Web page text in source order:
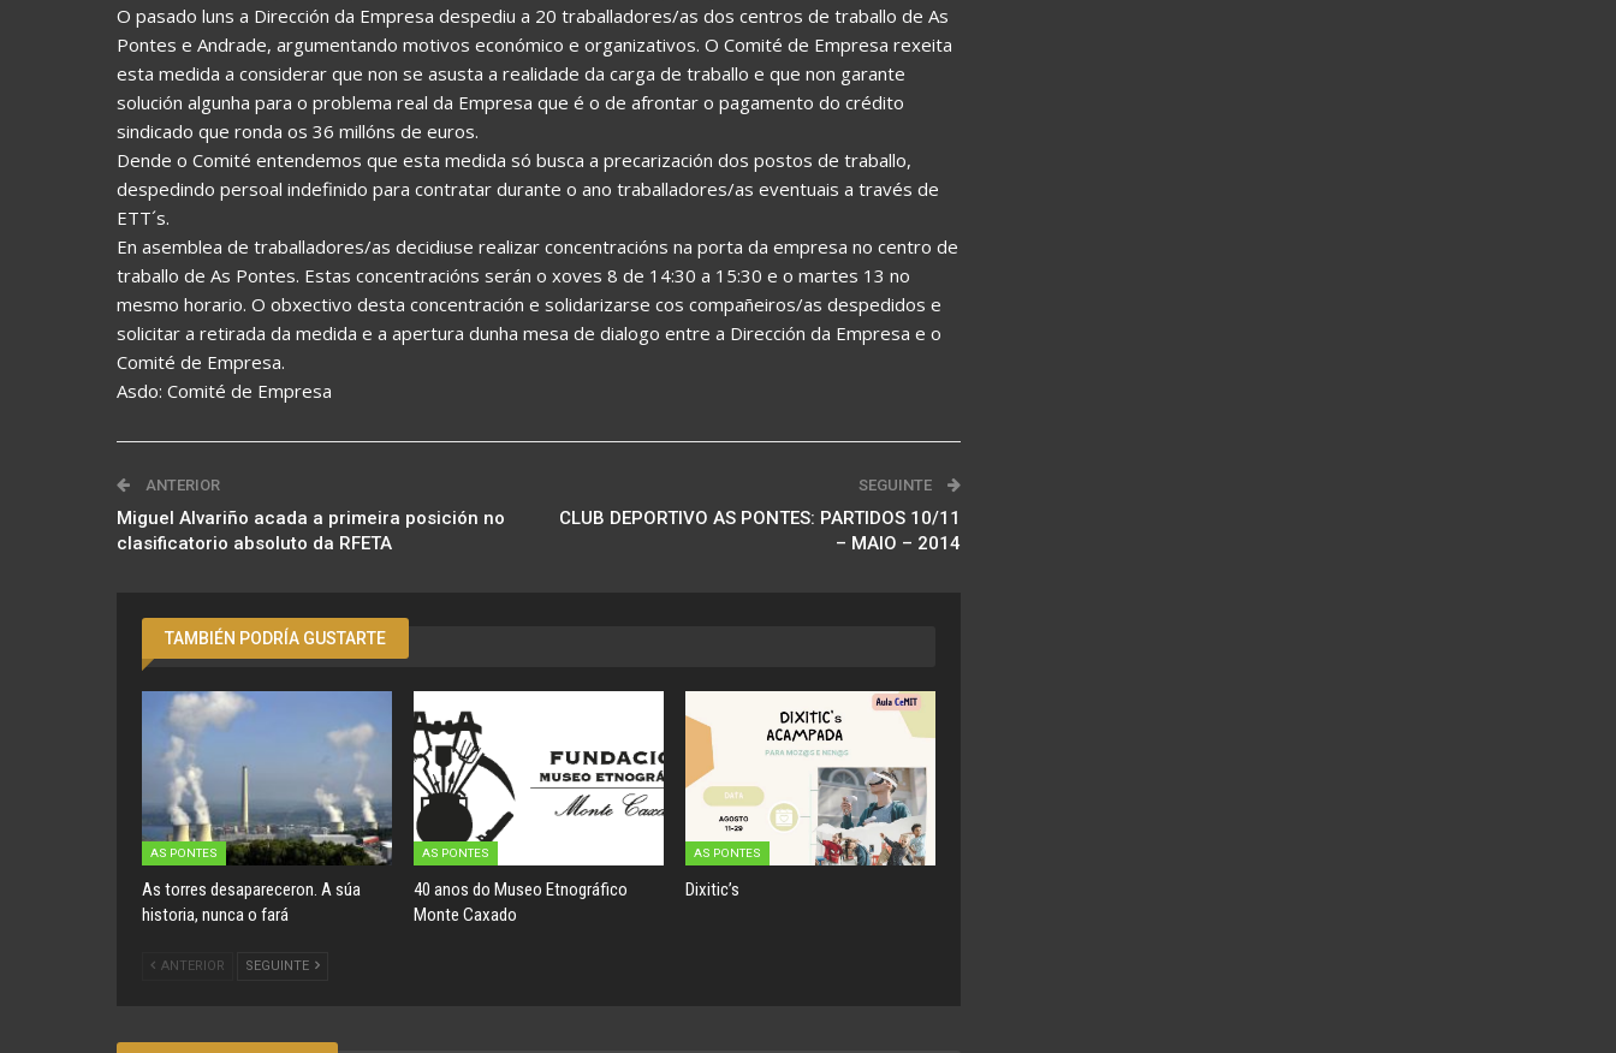
O pasado luns a Dirección da Empresa despediu a 20 traballadores/as dos centros de traballo de As
Pontes e Andrade, argumentando motivos económico e organizativos. O Comité de Empresa rexeita
esta medida a considerar que non se asusta a realidade da carga de traballo e que non garante
solución algunha para o problema real da Empresa que é o de afrontar o pagamento do crédito
sindicado que ronda os 36 millóns de euros.
Dende o Comité entendemos que esta medida só busca a precarización dos postos de traballo,
despedindo persoal indefinido para contratar durante o ano traballadores/as eventuais a través de
ETT´s.
En asemblea de traballadores/as decidiuse realizar concentracións na porta da empresa no centro de
traballo de As Pontes. Estas concentracións serán o xoves 8 de 14:30 a 15:30 e o martes 13 no
mesmo horario. O obxectivo desta concentración e solidarizarse cos compañeiros/as despedidos e
solicitar a retirada da medida e a apertura dunha mesa de dialogo entre a Dirección da Empresa e o
Comité de Empresa.
Asdo: Comité de Empresa
ANTERIOR
Miguel Alvariño acada a primeira posición no
clasificatorio absoluto da RFETA
SEGUINTE
CLUB DEPORTIVO AS PONTES: PARTIDOS 10/11
– MAIO – 2014
TAMBIÉN PODRÍA GUSTARTE
AS PONTES
As torres desapareceron. A súa
historia, nunca o fará
AS PONTES
40 anos do Museo Etnográfico
Monte Caxado
AS PONTES
Dixitic’s
ANTERIOR SEGUINTE